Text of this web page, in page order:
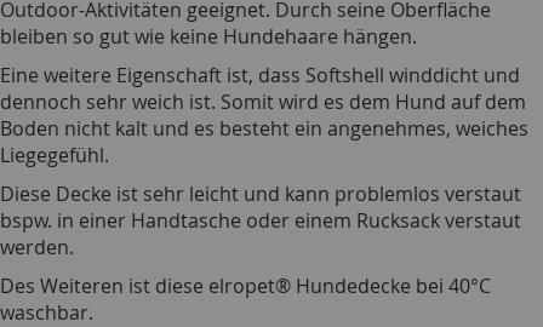
Outdoor-Aktivitäten geeignet. Durch seine Oberfläche
bleiben so gut wie keine Hundehaare hängen.
Eine weitere Eigenschaft ist, dass Softshell winddicht und
dennoch sehr weich ist. Somit wird es dem Hund auf dem
Boden nicht kalt und es besteht ein angenehmes, weiches
Liegegefühl.
Diese Decke ist sehr leicht und kann problemlos verstaut
bspw. in einer Handtasche oder einem Rucksack verstaut
werden.
Des Weiteren ist diese elropet® Hundedecke bei 40°C
waschbar.